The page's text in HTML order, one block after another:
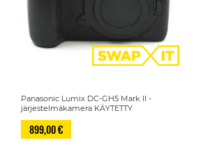
Panasonic Lumix DC-GH5 Mark II -
järjestelmäkamera KÄYTETTY
899,00 €